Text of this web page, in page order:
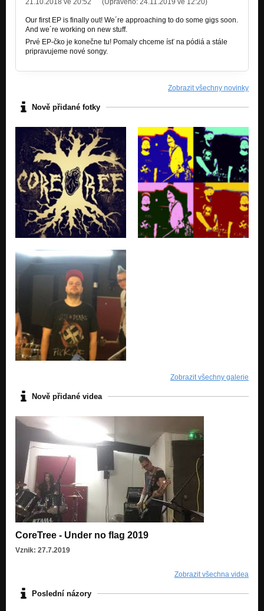
Nezařazeno
Moshpit
Nezařazeno
Nezařazeno
Nezařazeno
Nezařazeno
Solitude
Nezařazeno
Hate
Nezařazeno
21.10.2018 ve 20:52 (Upraveno: 24.11.2019 ve 12:20)
Our first EP is finally out! We´re approaching to do some gigs soon.
And we´re working on new stuff.
Prvé EP-čko je konečne tu! Pomaly chceme ísť na pódiá a stále
pripravujeme nové songy.
Zobrazit všechny novinky
Nově přidané fotky
Zobrazit všechny galerie
Nově přidané videa
CoreTree - Under no flag 2019
Vznik: 27.7.2019
Zobrazit všechna videa
Poslední názory